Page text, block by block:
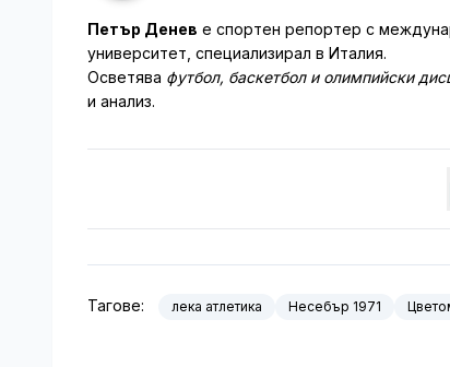
Петър Денев е спортен репортер с
университет, специализирал в Италия.
Осветява футбол, баскетбол и олимпийски
и анализ.
Тагове: лека атлетика Несебър 1971